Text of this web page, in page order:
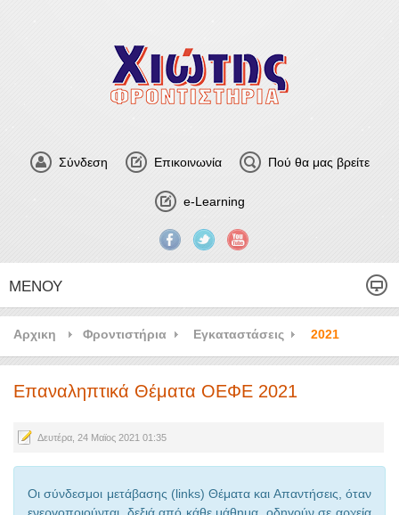
Σύνδεση Επικοινωνία Πού θα μας βρείτε
e-Learning
ΜΕΝΟΎ
Αρχικη Φροντιστήρια Εγκαταστάσεις 2021
Επαναληπτικά Θέματα ΟΕΦΕ 2021
Δευτέρα, 24 Μαϊος 2021 01:35
Οι σύνδεσμοι μετάβασης (links) Θέματα και Απαντήσεις, όταν